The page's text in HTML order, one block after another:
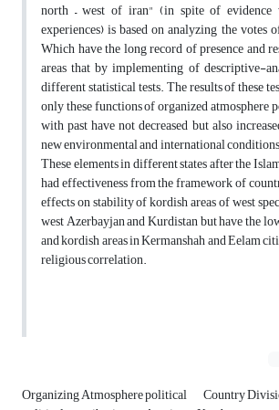
north – west of iran" (in spite of
experiences) is based on analyzing the votes
Which have the long record of presence and
areas that by implementing of descriptive-
different statistical tests. The results of these
only these functions of organized atmosphere
with past have not decreased but also
new environmental and international
These elements in different states after the
had effectiveness from the framework of
effects on stability of kordish areas of west
west Azerbayjan and Kurdistan but have the
and kordish areas in Kermanshah and Eelam
religious correlation.
Organizing Atmosphere political Country